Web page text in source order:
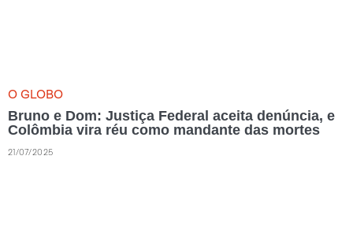
O GLOBO
Bruno e Dom: Justiça Federal aceita denúncia, e
Colômbia vira réu como mandante das mortes
21/07/2025